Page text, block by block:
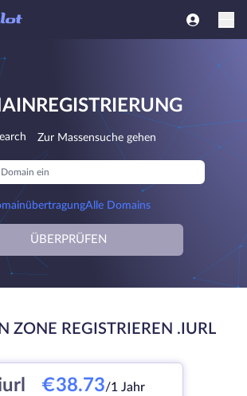
Zur Massensuche gehen
Alle Domains
ÜBERPRÜFEN
ZONE REGISTRIEREN .IURL
€38.73/1 Jahr